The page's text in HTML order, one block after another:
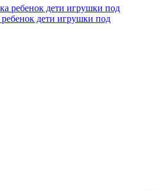
дети игрушки под